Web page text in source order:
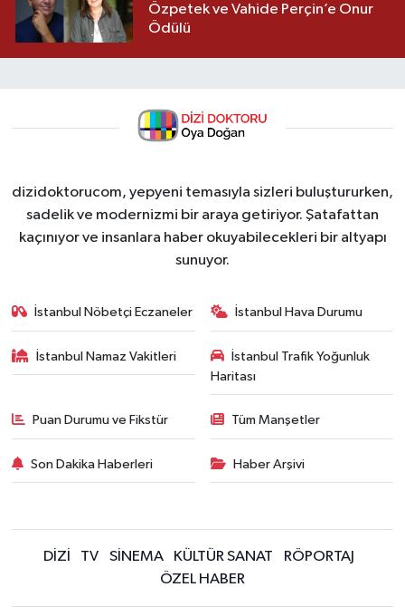
Özpetek ve Vahide Perçin’e Onur
Ödülü
dizidoktorucom, yepyeni temasıyla sizleri buluştururken,
sadelik ve modernizmi bir araya getiriyor. Şatafattan
kaçınıyor ve insanlara haber okuyabilecekleri bir altyapı
sunuyor.
İstanbul Nöbetçi Eczaneler İstanbul Hava Durumu
İstanbul Namaz Vakitleri
İstanbul Trafik Yoğunluk
Haritası
Puan Durumu ve Fikstür Tüm Manşetler
Son Dakika Haberleri Haber Arşivi
DİZİ TV SİNEMA KÜLTÜR SANAT
RÖPORTAJ
ÖZEL HABER